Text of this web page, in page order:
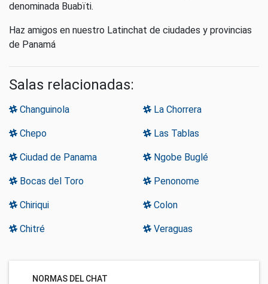
denominada Buabïti.
Haz amigos en nuestro Latinchat de ciudades y provincias
de Panamá
Salas relacionadas:
Changuinola La Chorrera
Chepo Las Tablas
Ciudad de Panama Ngobe Buglé
Bocas del Toro Penonome
Chiriqui Colon
Chitré Veraguas
NORMAS DEL CHAT